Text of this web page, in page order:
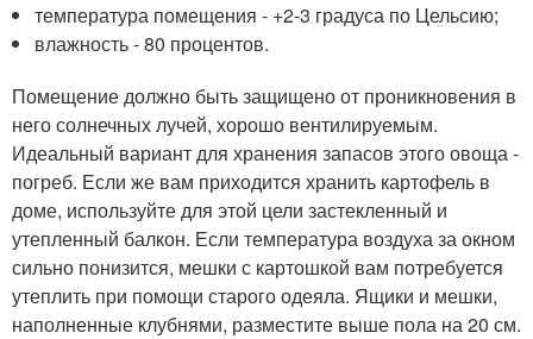
температура помещения - +2-3 градуса по Цельсию;
влажность - 80 процентов.
Помещение должно быть защищено от проникновения в
него солнечных лучей, хорошо вентилируемым.
Идеальный вариант для хранения запасов этого овоща -
погреб. Если же вам приходится хранить картофель в
доме, используйте для этой цели застекленный и
утепленный балкон. Если температура воздуха за окном
сильно понизится, мешки с картошкой вам потребуется
утеплить при помощи старого одеяла. Ящики и мешки,
наполненные клубнями, разместите выше пола на 20 см.